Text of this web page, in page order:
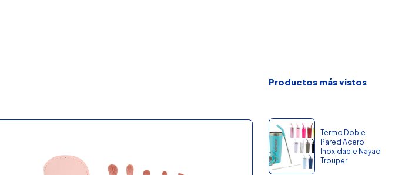
Productos más vistos
Termo Doble
Pared Acero
Inoxidable Nayad
Trouper